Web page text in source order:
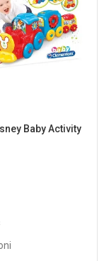
Baby Activity